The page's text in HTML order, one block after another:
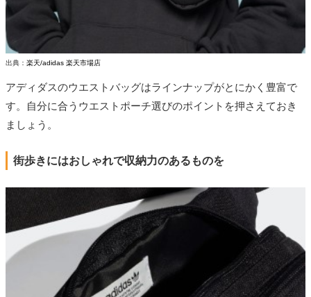
出典： 楽天/adidas 楽天市場店
アディダスのウエストバッグはラインナップがとにかく豊富で
す。自分に合うウエストポーチ選びのポイントを押さえておき
ましょう。
街歩きにはおしゃれで収納力のあるものを